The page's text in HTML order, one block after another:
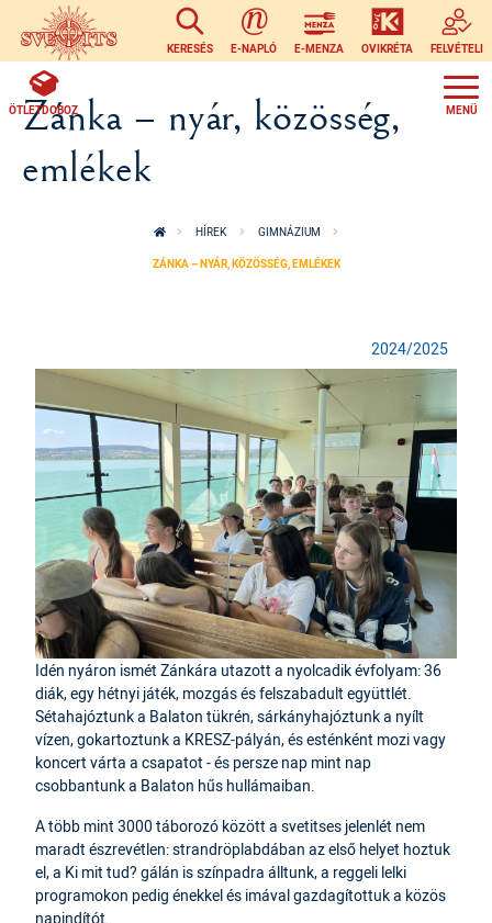
Ugrás a tartalomra
KERESÉS E-NAPLÓ E-MENZA OVIKRÉTA FELVÉTELI
ÖTLETDOBOZ
Zánka – nyár, közösség,
emlékek
HÍREK GIMNÁZIUM
ZÁNKA – NYÁR, KÖZÖSSÉG, EMLÉKEK
2024/2025
Idén nyáron ismét Zánkára utazott a nyolcadik évfolyam: 36
diák, egy hétnyi játék, mozgás és felszabadult együttlét.
Sétahajóztunk a Balaton tükrén, sárkányhajóztunk a nyílt
vízen, gokartoztunk a KRESZ-pályán, és esténként mozi vagy
koncert várta a csapatot - és persze nap mint nap
csobbantunk a Balaton hűs hullámaiban.
A több mint 3000 táborozó között a svetitses jelenlét nem
maradt észrevétlen: strandröplabdában az első helyet hoztuk
el, a Ki mit tud? gálán is színpadra álltunk, a reggeli lelki
programokon pedig énekkel és imával gazdagítottuk a közös
napindítót.